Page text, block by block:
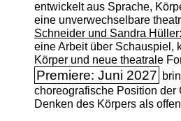
entwickelt aus Sprache,
eine unverwechselbare
Schneider und Sandra
eine Arbeit über Schauspiel,
Körper und neue theatrale
Premiere: Juni 2027
choreografische Position der
Denken des Körpers als